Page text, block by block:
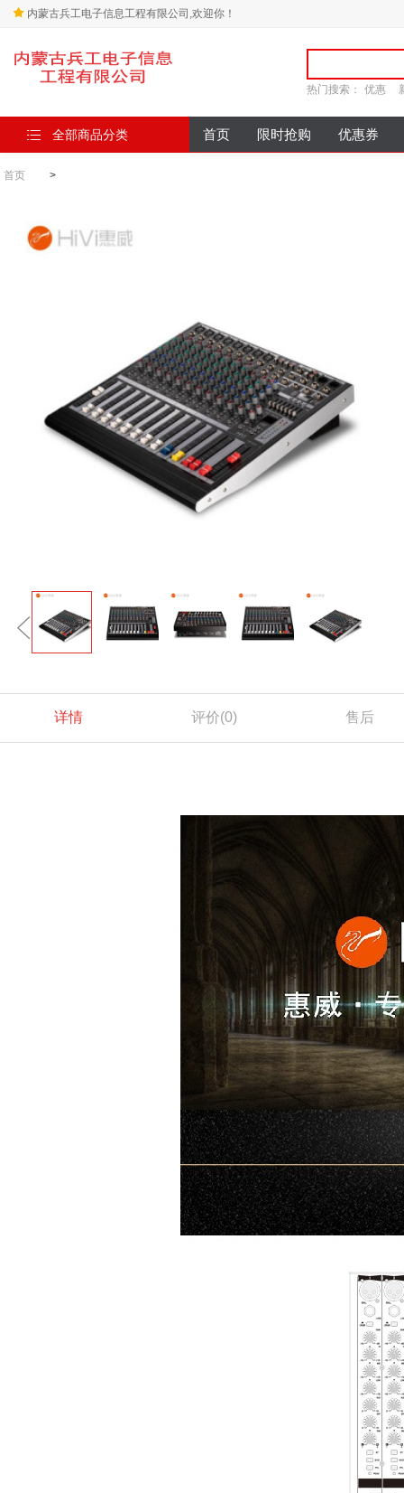
内蒙古兵工电子信息工程有限公司,欢迎你！
热门搜索： 优惠
全部商品分类 首页 限时抢购 优惠券
首页 >
详情 评价(0) 售后